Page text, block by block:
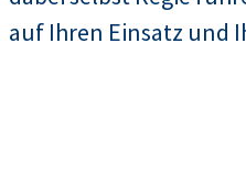
auf Ihren Einsatz und